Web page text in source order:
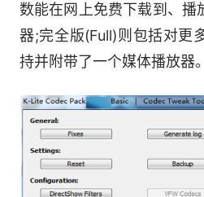
数能在网上免费下载到、播
器;完全版(Full)则包括对更
持并附带了一个媒体播放器。